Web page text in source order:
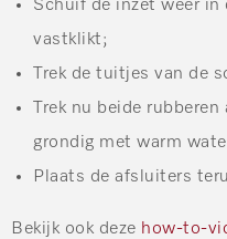
Schuif de inzet weer in
vastklikt;
Trek de tuitjes van de
Trek nu beide
grondig met warm
Plaats de afsluiters
Bekijk ook deze how-to-